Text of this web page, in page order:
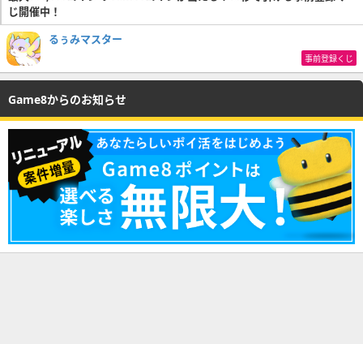
じ開催中！
るぅみマスター
事前登録くじ
Game8からのお知らせ